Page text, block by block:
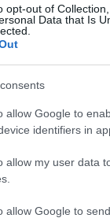
opt-out of
Data that Is
allow Google to
identifiers in
allow my user data
allow Google to
A Kunsthalle
Western Motel.
művészet. A cím
maga idején
művész ihletett
legismertebb
Nighthawks
Bogart ,